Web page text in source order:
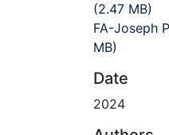
(2.47 MB)
FA-Joseph
MB)
Date
2024